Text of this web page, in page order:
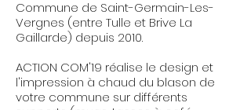
Commune de Saint-Germain-Les-
Vergnes (entre Tulle et Brive La
Gaillarde) depuis 2010.
ACTION COM'19 réalise le design et
l'impression à chaud du blason de
votre commune sur différents